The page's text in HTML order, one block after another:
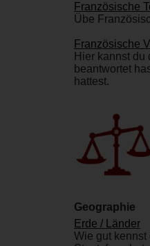
Französische
Übe
Französische
Hier kannst
beantwortet
hattest.
Geographie
Erde / Länder
Wie gut